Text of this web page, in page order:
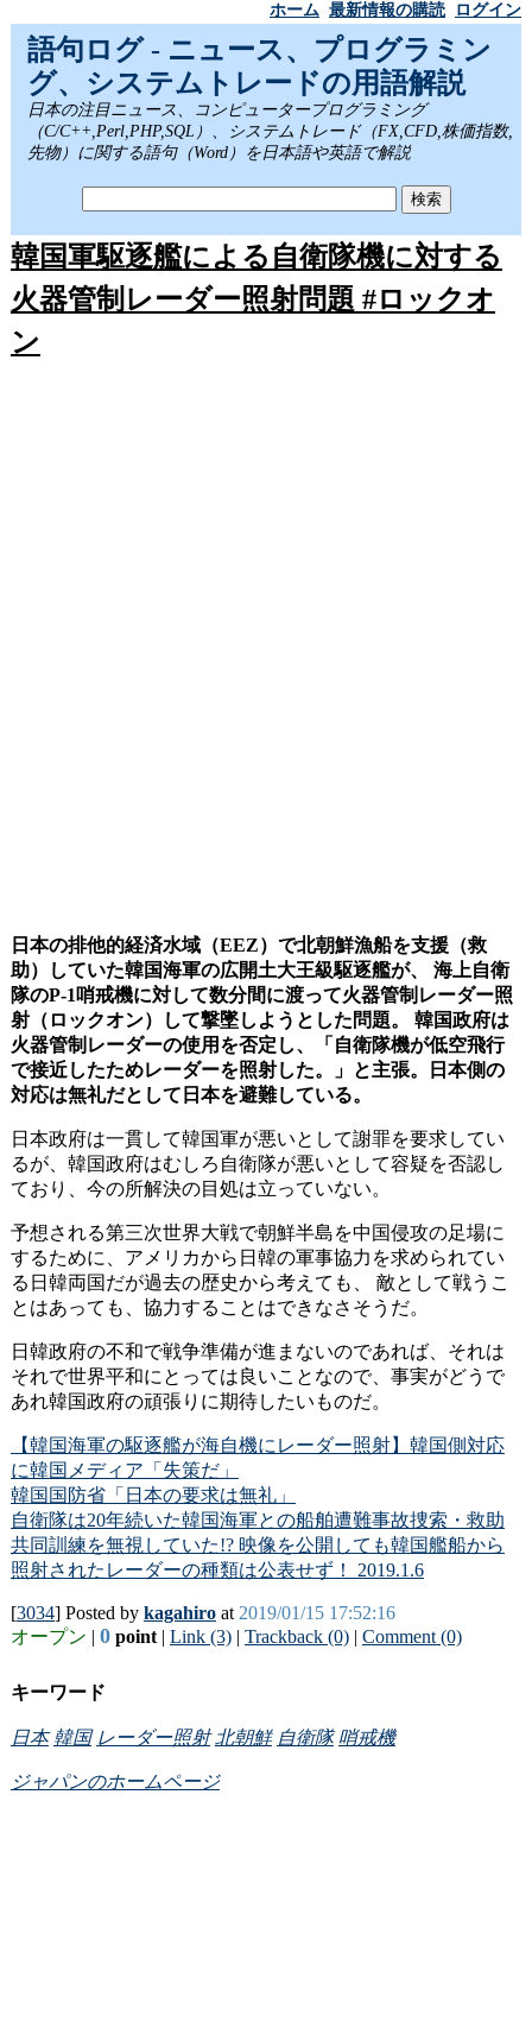
ホーム 最新情報の購読 ログイン
語句ログ - ニュース、プログラミン
グ、システムトレードの用語解説
日本の注目ニュース、コンピュータープログラミング
（C/C++,Perl,PHP,SQL）、システムトレード（FX,CFD,株価指数,
先物）に関する語句（Word）を日本語や英語で解説
韓国軍駆逐艦による自衛隊機に対する
火器管制レーダー照射問題 #ロックオ
ン
日本の排他的経済水域（EEZ）で北朝鮮漁船を支援（救
助）していた韓国海軍の広開土大王級駆逐艦が、 海上自衛
隊のP-1哨戒機に対して数分間に渡って火器管制レーダー照
射（ロックオン）して撃墜しようとした問題。 韓国政府は
火器管制レーダーの使用を否定し、「自衛隊機が低空飛行
で接近したためレーダーを照射した。」と主張。日本側の
対応は無礼だとして日本を避難している。
日本政府は一貫して韓国軍が悪いとして謝罪を要求してい
るが、韓国政府はむしろ自衛隊が悪いとして容疑を否認し
ており、今の所解決の目処は立っていない。
予想される第三次世界大戦で朝鮮半島を中国侵攻の足場に
するために、アメリカから日韓の軍事協力を求められてい
る日韓両国だが過去の歴史から考えても、 敵として戦うこ
とはあっても、協力することはできなさそうだ。
日韓政府の不和で戦争準備が進まないのであれば、それは
それで世界平和にとっては良いことなので、事実がどうで
あれ韓国政府の頑張りに期待したいものだ。
【韓国海軍の駆逐艦が海自機にレーダー照射】韓国側対応
に韓国メディア「失策だ」
韓国国防省「日本の要求は無礼」
自衛隊は20年続いた韓国海軍との船舶遭難事故捜索・救助
共同訓練を無視していた!? 映像を公開しても韓国艦船から
照射されたレーダーの種類は公表せず！ 2019.1.6
[3034] Posted by kagahiroat 2019/01/15 17:52:16
オープン | 0point| Link (3)| Trackback (0)| Comment (0)
キーワード
日本 韓国 レーダー照射 北朝鮮 自衛隊 哨戒機
ジャパンのホームページ